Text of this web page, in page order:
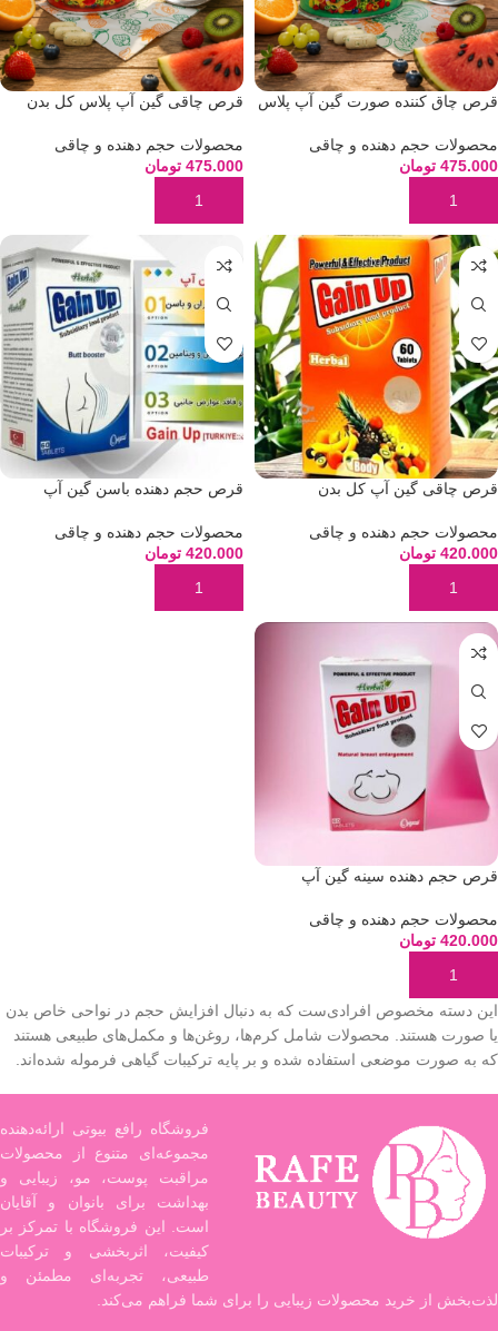
قرص چاق کننده صورت گین آپ پلاس
محصولات حجم دهنده و چاقی
475.000 تومان
افزودن به سبد خرید
قرص چاقی گین آپ پلاس کل بدن
محصولات حجم دهنده و چاقی
475.000 تومان
افزودن به سبد خرید
قرص چاقی گین آپ کل بدن
محصولات حجم دهنده و چاقی
420.000 تومان
افزودن به سبد خرید
قرص حجم دهنده باسن گین آپ
محصولات حجم دهنده و چاقی
420.000 تومان
افزودن به سبد خرید
قرص حجم دهنده سینه گین آپ
محصولات حجم دهنده و چاقی
420.000 تومان
افزودن به سبد خرید
این دسته مخصوص افرادی‌ست که به دنبال افزایش حجم در نواحی خاص بدن
یا صورت هستند. محصولات شامل کرم‌ها، روغن‌ها و مکمل‌های طبیعی هستند
که به صورت موضعی استفاده شده و بر پایه ترکیبات گیاهی فرموله شده‌اند.
فروشگاه رافع بیوتی ارائه‌دهنده
مجموعه‌ای متنوع از محصولات
مراقبت پوست، مو، زیبایی و
بهداشت برای بانوان و آقایان
است. این فروشگاه با تمرکز بر
کیفیت، اثربخشی و ترکیبات
طبیعی، تجربه‌ای مطمئن و
لذت‌بخش از خرید محصولات زیبایی را برای شما فراهم می‌کند.